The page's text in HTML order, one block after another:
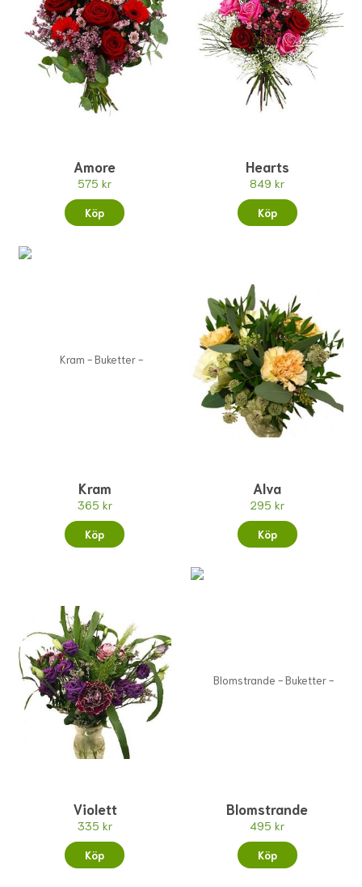
Amore
575 kr
Köp
Hearts
849 kr
Köp
Kram
365 kr
Köp
Alva
295 kr
Köp
Violett
335 kr
Köp
Blomstrande
495 kr
Köp